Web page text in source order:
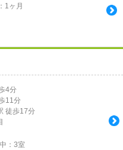
1ヶ月
4分
11分
徒歩17分
： 3室